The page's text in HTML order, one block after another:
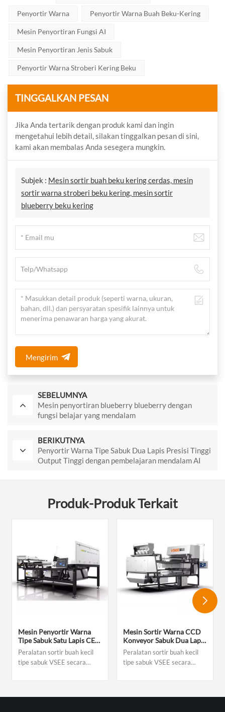
Penyortir Warna Penyortir Warna Buah Beku-Kering
Mesin Penyortiran Fungsi AI
Mesin Penyortiran Jenis Sabuk
Penyortir Warna Stroberi Kering Beku
TINGGALKAN PESAN
Jika Anda tertarik dengan produk kami dan ingin
mengetahui lebih detail, silakan tinggalkan pesan di sini,
kami akan membalas Anda sesegera mungkin.
Subjek : Mesin sortir buah beku kering cerdas, mesin
sortir warna stroberi beku kering, mesin sortir
blueberry beku kering
Mengirim
SEBELUMNYA
Mesin penyortiran blueberry blueberry dengan
fungsi belajar yang mendalam
BERIKUTNYA
Penyortir Warna Tipe Sabuk Dua Lapis Presisi Tinggi
Output Tinggi dengan pembelajaran mendalam AI
Produk-Produk Terkait
Mesin Penyortir Warna
Tipe Sabuk Satu Lapis CE
Untuk Bawang Putih
Kupas Segar, Pemisah
Warna Kacang Kenari Dan
Peralatan sortir buah kecil
tipe sabuk VSEE secara
teknologi pembelajaran
Mesin Sortir Warna CCD
Konveyor Sabuk Dua Lapis
Tipe Sabuk Dengan Fungsi
AI
Peralatan sortir buah kecil
tipe sabuk VSEE secara
teknologi pembelajaran